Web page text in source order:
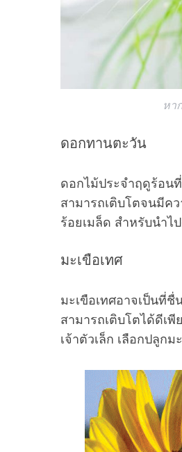
หา
ดอกทานตะวัน
ดอกไม้ประจำฤดูร้อน
สามารถเติบโตจนมีค
ร้อยเมล็ด สำหรับนำไ
มะเขือเทศ
มะเขือเทศอาจเป็นที่
สามารถเติบโตได้ดีเ
เจ้าตัวเล็ก เลือกปลูก
e
r
c
h
f